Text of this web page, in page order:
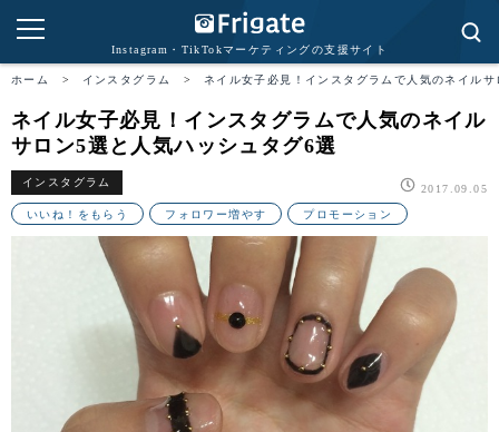
Instagram・TikTokマーケティングの支援サイト
ホーム > インスタグラム > ネイル女子必見！インスタグラムで人気のネイル
ネイル女子必見！インスタグラムで人気のネイル
サロン5選と人気ハッシュタグ6選
インスタグラム
2017.09.05
いいね！をもらう フォロワー増やす プロモーション